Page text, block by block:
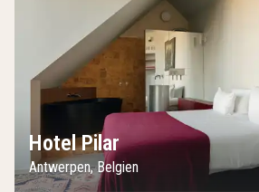
Hotel Pilar
Antwerpen, Belgien